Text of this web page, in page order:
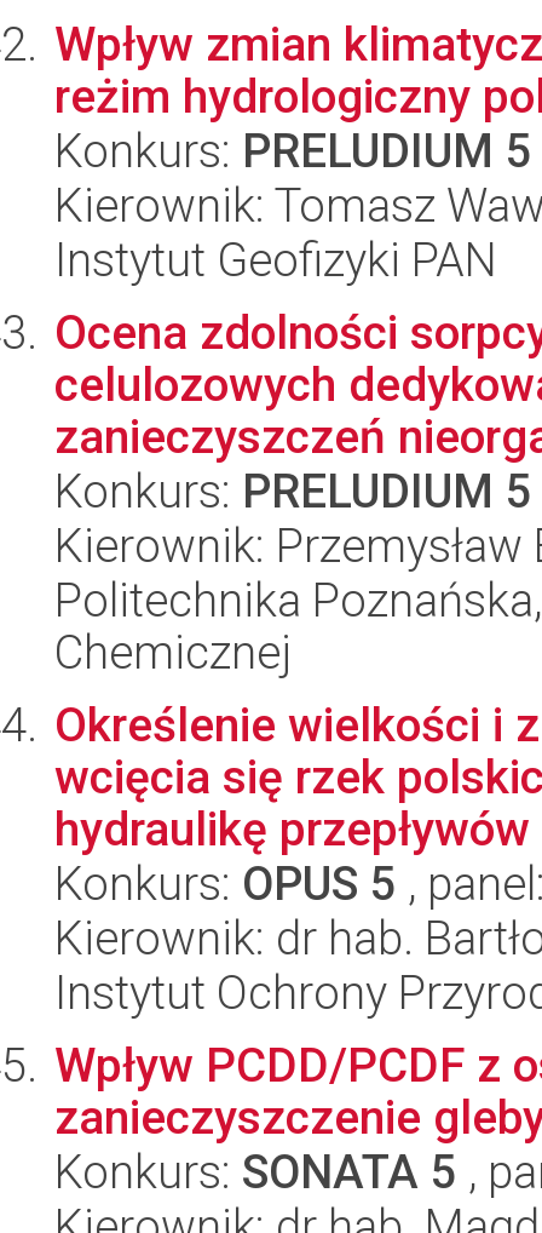
Wpływ zmian
reżim hydrologiczny
Konkurs: PRELUDIUM 5
Kierownik: Tomasz
Instytut Geofizyki PAN
Ocena zdolności
celulozowych
zanieczyszczeń
Konkurs: PRELUDIUM 5
Kierownik: Przemysław
Politechnika
Chemicznej
Określenie wielkości i
wcięcia się rzek
hydraulikę
Konkurs: OPUS 5 ,
Kierownik: dr hab.
Instytut Ochrony
Wpływ PCDD/PCDF z
zanieczyszczenie
Konkurs: SONATA 5 ,